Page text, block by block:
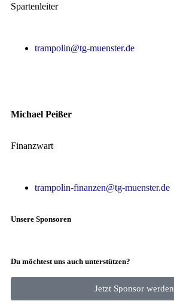
Spartenleiter
trampolin@tg-muenster.de
Michael Peißer
Finanzwart
trampolin-finanzen@tg-muenster.de
Unsere Sponsoren
Du möchtest uns auch unterstützen?
Jetzt Sponsor werden